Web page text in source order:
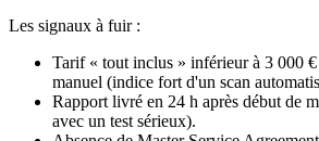
Les signaux à fuir :
Tarif « tout inclus » inférieur à 3 000
manuel (indice fort d'un scan
Rapport livré en 24 h après début de
avec un test sérieux).